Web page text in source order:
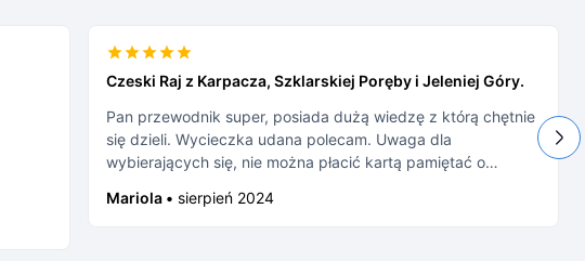
Czeski Raj z Karpacza, Szklarskiej Poręby i Jeleniej Góry.
Pan przewodnik super, posiada dużą wiedzę z którą chętnie
się dzieli. Wycieczka udana polecam. Uwaga dla
wybierających się, nie można płacić kartą pamiętać o
każdy do końca doczyta).
Mariola • sierpień 2024